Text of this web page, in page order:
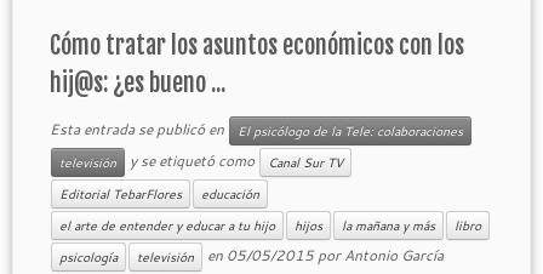
Cómo tratar los asuntos económicos con los
hij@s: ¿es bueno ...
Esta entrada se publicó en
El psicólogo de la Tele: colaboraciones
televisión
y se etiquetó como
Canal Sur TV
Editorial TebarFlores
educación
el arte de entender y educar a tu hijo
hijos la mañana y más
libro
psicología
televisión en 05/05/2015 porAntonio García